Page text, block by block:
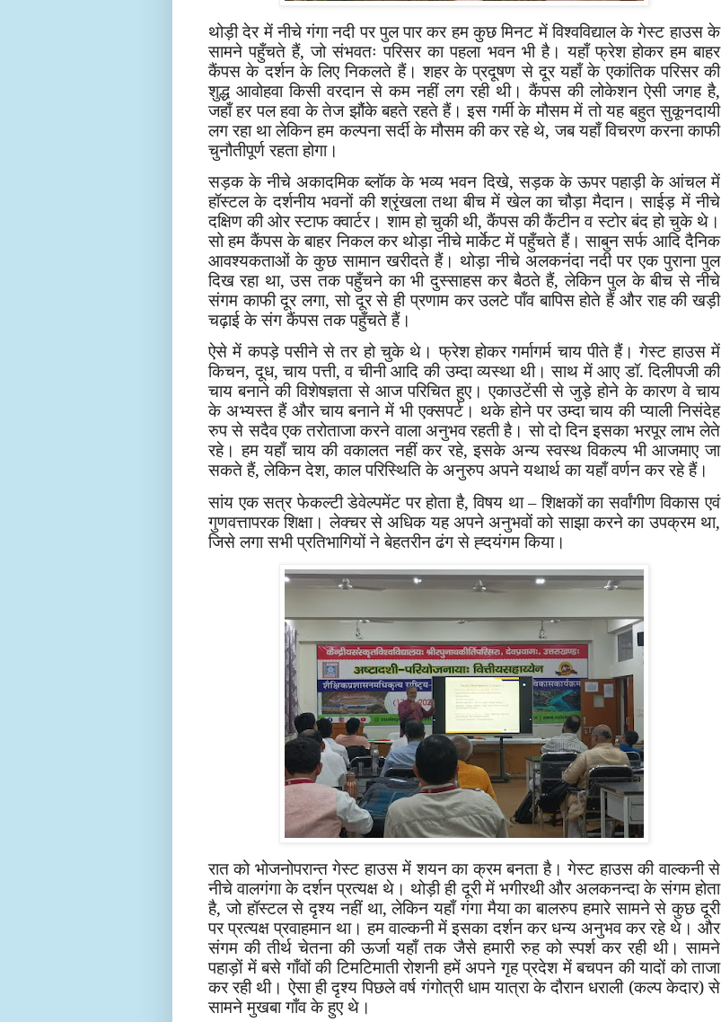
थोड़ी देर में नीचे गंगा नदी पर पुल पार कर हम कुछ मिनट में विश्वविद्याल के गेस्ट हाउस के
सामने पहुँचते हैं, जो संभवतः परिसर का पहला भवन भी है। यहाँ फ्रेश होकर हम बाहर
कैंपस के दर्शन के लिए निकलते हैं। शहर के प्रदूषण से दूर यहाँ के एकांतिक परिसर की
शुद्ध आवोहवा किसी वरदान से कम नहीं लग रही थी। कैंपस की लोकेशन ऐसी जगह है,
जहाँ हर पल हवा के तेज झौंके बहते रहते हैं। इस गर्मी के मौसम में तो यह बहुत सुकूनदायी
लग रहा था लेकिन हम कल्पना सर्दी के मौसम की कर रहे थे, जब यहाँ विचरण करना काफी
चुनौतीपूर्ण रहता होगा।
सड़क के नीचे अकादमिक ब्लॉक के भव्य भवन दिखे, सड़क के ऊपर पहाड़ी के आंचल में
हॉस्टल के दर्शनीय भवनों की श्रृंखला तथा बीच में खेल का चौड़ा मैदान। साईड़ में नीचे
दक्षिण की ओर स्टाफ क्वार्टर। शाम हो चुकी थी, कैंपस की कैंटीन व स्टोर बंद हो चुके थे।
सो हम कैंपस के बाहर निकल कर थोड़ा नीचे मार्केट में पहुँचते हैं। साबुन सर्फ आदि दैनिक
आवश्यकताओं के कुछ सामान खरीदते हैं। थोड़ा नीचे अलकनंदा नदी पर एक पुराना पुल
दिख रहा था, उस तक पहुँचने का भी दुस्साहस कर बैठते हैं, लेकिन पुल के बीच से नीचे
संगम काफी दूर लगा, सो दूर से ही प्रणाम कर उलटे पाँव बापिस होते हैं और राह की खड़ी
चढ़ाई के संग कैंपस तक पहुँचते हैं।
ऐसे में कपड़े पसीने से तर हो चुके थे। फ्रेश होकर गर्मागर्म चाय पीते हैं। गेस्ट हाउस में
किचन, दूध, चाय पत्ती, व चीनी आदि की उम्दा व्यस्था थी। साथ में आए डॉ. दिलीपजी की
चाय बनाने की विशेषज्ञता से आज परिचित हुए। एकाउटेंसी से जुड़े होने के कारण वे चाय
के अभ्यस्त हैं और चाय बनाने में भी एक्सपर्ट। थके होने पर उम्दा चाय की प्याली निसंदेह
रुप से सदैव एक तरोताजा करने वाला अनुभव रहती है। सो दो दिन इसका भरपूर लाभ लेते
रहे। हम यहाँ चाय की वकालत नहीं कर रहे, इसके अन्य स्वस्थ विकल्प भी आजमाए जा
सकते हैं, लेकिन देश, काल परिस्थिति के अनुरुप अपने यथार्थ का यहाँ वर्णन कर रहे हैं।
सांय एक सत्र फेकल्टी डेवेल्पमेंट पर होता है, विषय था – शिक्षकों का सर्वांगीण विकास एवं
गुणवत्तापरक शिक्षा। लेक्चर से अधिक यह अपने अनुभवों को साझा करने का उपक्रम था,
जिसे लगा सभी प्रतिभागियों ने बेहतरीन ढंग से ह्दयंगम किया।
रात को भोजनोपरान्त गेस्ट हाउस में शयन का क्रम बनता है। गेस्ट हाउस की वाल्कनी से
नीचे वालगंगा के दर्शन प्रत्यक्ष थे। थोड़ी ही दूरी में भगीरथी और अलकनन्दा के संगम होता
है, जो हॉस्टल से दृश्य नहीं था, लेकिन यहाँ गंगा मैया का बालरुप हमारे सामने से कुछ दूरी
पर प्रत्यक्ष प्रवाहमान था। हम वाल्कनी में इसका दर्शन कर धन्य अनुभव कर रहे थे। और
संगम की तीर्थ चेतना की ऊर्जा यहाँ तक जैसे हमारी रुह को स्पर्श कर रही थी। सामने
पहाड़ों में बसे गाँवों की टिमटिमाती रोशनी हमें अपने गृह प्रदेश में बचपन की यादों को ताजा
कर रही थी। ऐसा ही दृश्य पिछले वर्ष गंगोत्री धाम यात्रा के दौरान धराली (कल्प केदार) से
सामने मुखबा गाँव के हुए थे।